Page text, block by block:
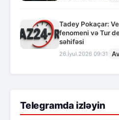
Tadey Pokaçar:
fenomeni və Tur
səhifəsi
26.İyul.2026 09:31
Telegramda izləyin